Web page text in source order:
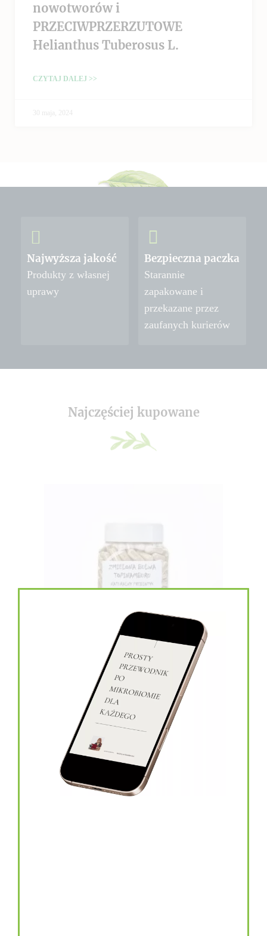
nowotworów i
PRZECIWPRZERZUTOWE
Helianthus Tuberosus L.
CZYTAJ DALEJ >>
30 maja, 2024
Najwyższa jakość
Produkty z własnej
uprawy
Bezpieczna paczka
Starannie
zapakowane i
przekazane przez
zaufanych kurierów
Najczęściej kupowane
topinambur w kapsułkach